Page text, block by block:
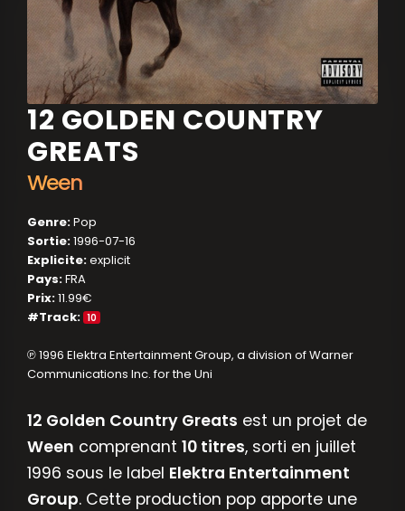
12 GOLDEN COUNTRY
GREATS
Ween
Genre:Pop
Sortie:1996-07-16
Explicite:explicit
Pays:FRA
Prix:11.99€
#Track: 10
℗ 1996 Elektra Entertainment Group, a division of Warner
Communications Inc. for the Uni
12 Golden Country Greats est un projet de
Ween comprenant 10 titres, sorti en juillet
1996 sous le label Elektra Entertainment
Group. Cette production pop apporte une